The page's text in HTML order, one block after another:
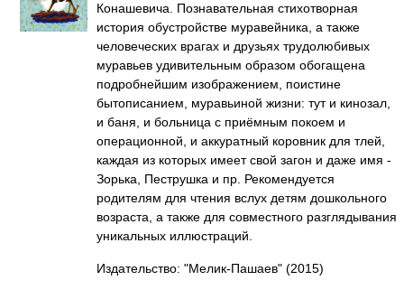
Конашевича. Познавательная стихотворная
история обустройстве муравейника, а также
человеческих врагах и друзьях трудолюбивых
муравьев удивительным образом обогащена
подробнейшим изображением, поистине
бытописанием, муравьиной жизни: тут и кинозал,
и баня, и больница с приёмным покоем и
операционной, и аккуратный коровник для тлей,
каждая из которых имеет свой загон и даже имя -
Зорька, Пеструшка и пр. Рекомендуется
родителям для чтения вслух детям дошкольного
возраста, а также для совместного разглядывания
уникальных иллюстраций.
Издательство: "Мелик-Пашаев" (2015)